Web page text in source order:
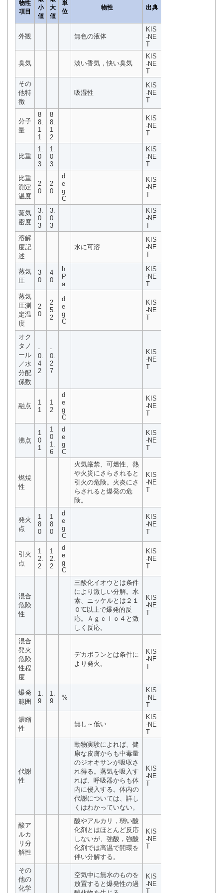
物性
項目
小
値
大
値
単
位
物性 出典
外観 無色の液体
KIS
-NE
T
臭気 淡い香気，快い臭気
KIS
-NE
T
その
他特
徴
吸湿性
KIS
-NE
T
分子
量
8
8.
1
1
8
8.
1
2
KIS
-NE
T
比重
1.
0
3
1.
0
3
KIS
-NE
T
比重
測定
温度
2
0
2
0
d
e
g
C
KIS
-NE
T
蒸気
密度
3.
0
3
3.
0
3
KIS
-NE
T
溶解
度記
述
水に可溶
KIS
-NE
T
蒸気
圧
3
0
4
0
h
P
a
KIS
-NE
T
蒸気
圧測
定温
度
2
0
2
5.
2
d
e
g
C
KIS
-NE
T
オク
タノ
ール
／水
分配
係数
-
0.
4
2
-
0.
2
7
KIS
-NE
T
融点
1
1
1
2
d
e
g
C
KIS
-NE
T
沸点
1
0
1
1
0
1.
6
d
e
g
C
KIS
-NE
T
燃焼
性
火気厳禁、可燃性、熱
や火災にさらされると
引火の危険。火炎にさ
らされると爆発の危
険。
KIS
-NE
T
発火
点
1
8
0
1
8
0
d
e
g
C
KIS
-NE
T
引火
点
1
2.
2
1
2.
2
d
e
g
C
KIS
-NE
T
混合
危険
性
三酸化イオウとは条件
により激しい分解。水
素、ニッケルとは２１
０℃以上で爆発的反
応。Ａｇｃｌｏ４と激
しく反応。
KIS
-NE
T
混合
発火
危険
性程
度
デカボランとは条件に
より発火。
KIS
-NE
T
爆発
範囲
1.
9
1.
9
%
KIS
-NE
T
濃縮
性
無し～低い
KIS
-NE
T
代謝
性
動物実験によれば、健
康な皮膚からも中毒量
のジオキサンが吸収さ
れ得る。蒸気を吸入す
れば、呼吸器からも体
内に侵入する。体内の
代謝については、詳し
くはわかっていない。
KIS
-NE
T
酸ア
ルカ
リ分
解性
酸やアルカリ，弱い酸
化剤とはほとんど反応
しないが、強酸，強酸
化剤では高温で開環を
伴い分解する。
KIS
-NE
T
その
他の
化学
空気中に無水のものを
放置すると爆発性の過
KIS
-NE
T